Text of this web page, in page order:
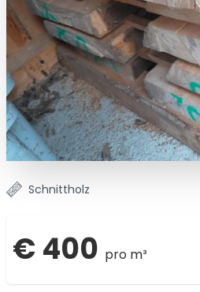
Schnittholz
€ 400 pro m³